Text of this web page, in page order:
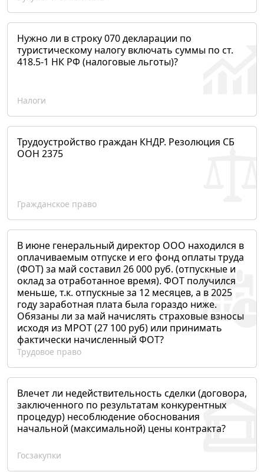
Нужно ли в строку 070 декларации по
туристическому налогу включать суммы по ст.
418.5-1 НК РФ (налоговые льготы)?
Налоги
Трудоустройство граждан КНДР. Резолюция СБ
ООН 2375
Гражданское право
В июне генеральный директор ООО находился в
оплачиваемым отпуске и его фонд оплаты труда
(ФОТ) за май составил 26 000 руб. (отпускные и
оклад за отработанное время). ФОТ получился
меньше, т.к. отпускные за 12 месяцев, а в 2025
году заработная плата была гораздо ниже.
Обязаны ли за май начислять страховые взносы
исходя из МРОТ (27 100 руб) или принимать
фактически начисленный ФОТ?
Трудовое право
Влечет ли недействительность сделки (договора,
заключенного по результатам конкурентных
процедур) несоблюдение обоснования
начальной (максимальной) цены контракта?
Госзакупки